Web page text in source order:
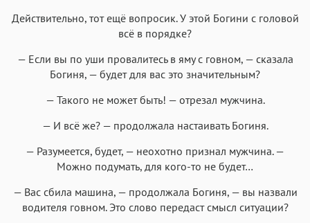
Действительно, тот ещё вопросик. У этой Богини с головой
всё в порядке?
— Если вы по уши провалитесь в яму с говном, — сказала
Богиня, — будет для вас это значительным?
— Такого не может быть! — отрезал мужчина.
— И всё же? — продолжала настаивать Богиня.
— Разумеется, будет, — неохотно признал мужчина. —
Можно подумать, для кого-то не будет…
— Вас сбила машина, — продолжала Богиня, — вы назвали
водителя говном. Это слово передаст смысл ситуации?